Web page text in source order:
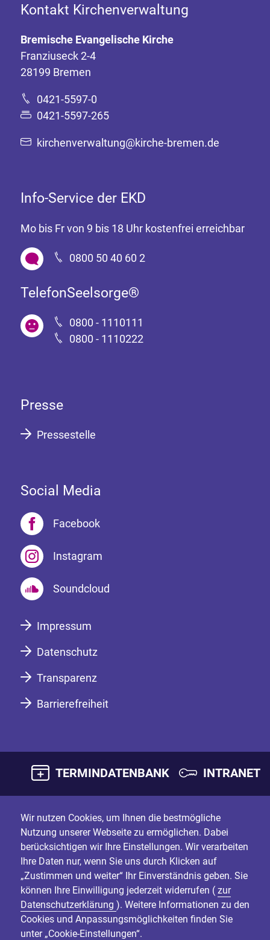
Kontakt Kirchenverwaltung
Bremische Evangelische Kirche
Franziuseck 2-4
28199 Bremen
0421-5597-0
0421-5597-265
kirchenverwaltung@kirche-bremen.de
Info-Service der EKD
Mo bis Fr von 9 bis 18 Uhr kostenfrei erreichbar
0800 50 40 60 2
TelefonSeelsorge®
0800 - 1110111
0800 - 1110222
Presse
Pressestelle
Social Media
Facebook
Instagram
Soundcloud
Impressum
Datenschutz
Transparenz
Barrierefreiheit
TERMINDATENBANK INTRANET
Wir nutzen Cookies, um Ihnen die bestmögliche
Nutzung unserer Webseite zu ermöglichen. Dabei
berücksichtigen wir Ihre Einstellungen. Wir verarbeiten
Ihre Daten nur, wenn Sie uns durch Klicken auf
„Zustimmen und weiter“ Ihr Einverständnis geben. Sie
können Ihre Einwilligung jederzeit widerrufen ( zur
Datenschutzerklärung ). Weitere Informationen zu den
Cookies und Anpassungsmöglichkeiten finden Sie
unter „Cookie-Einstellungen“.